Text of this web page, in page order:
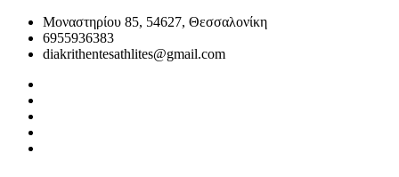
Μοναστηρίου 85, 54627, Θεσσαλονίκη
6955936383
diakrithentesathlites@gmail.com